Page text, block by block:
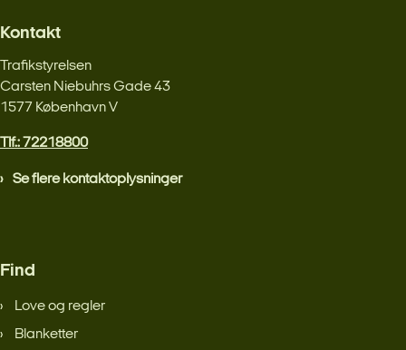
Kontakt
Trafikstyrelsen
Carsten Niebuhrs Gade 43
1577 København V
Tlf.: 72218800
Se flere kontaktoplysninger
Find
Love og regler
Blanketter